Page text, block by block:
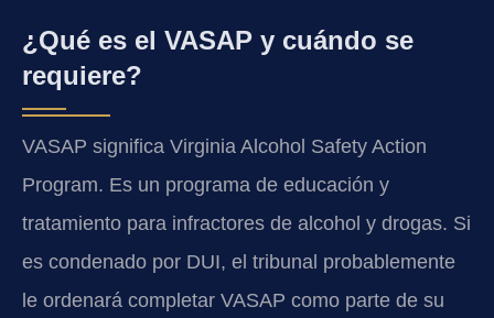
¿Qué es el VASAP y cuándo se
requiere?
VASAP significa Virginia Alcohol Safety Action
Program. Es un programa de educación y
tratamiento para infractores de alcohol y drogas. Si
es condenado por DUI, el tribunal probablemente
le ordenará completar VASAP como parte de su